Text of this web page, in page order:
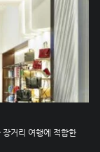
거리 여행에 적합한